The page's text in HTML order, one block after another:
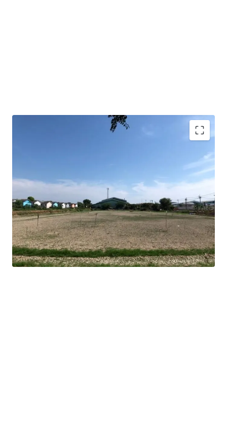
Frontage approx. 198 m.
16 km. from Mega Bangna
Land tenure : Freehold